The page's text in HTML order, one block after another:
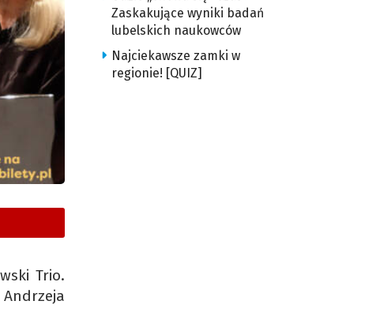
Trio.
Zaskakujące wyniki badań
lubelskich naukowców
Najciekawsze zamki w
regionie! [QUIZ]